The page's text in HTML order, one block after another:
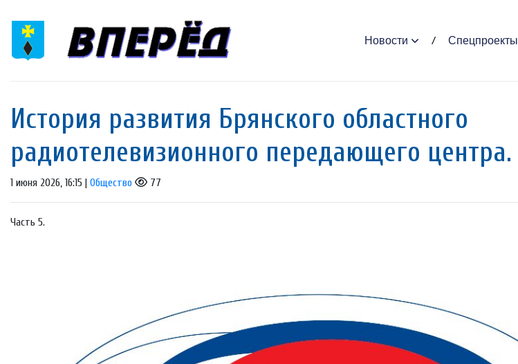
Новости Спецпроекты
История развития Брянского областного
радиотелевизионного передающего центра.
1 июня 2026, 16:15 | Общество 77
Часть 5.